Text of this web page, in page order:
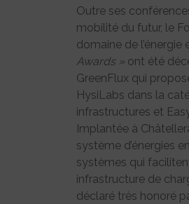
Outre ses
mobilité du futur, le
domaine de l’énergie
Awards » ont été
GreenFlux qui
HysiLabs dans la
infrastructures et
Implantée à
système d’énergies
systèmes qui
infrastructure de
déclaré très honoré